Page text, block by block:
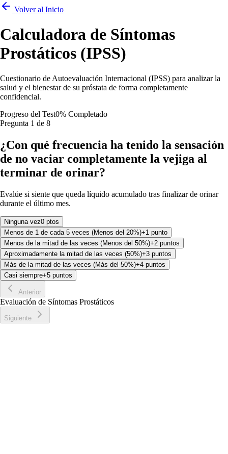
Volver al Inicio
Calculadora de Síntomas
Prostáticos (IPSS)
Cuestionario de Autoevaluación Internacional (IPSS) para analizar la
salud y el bienestar de su próstata de forma completamente
confidencial.
Progreso del Test0% Completado
Pregunta 1 de 8
¿Con qué frecuencia ha tenido la sensación
de no vaciar completamente la vejiga al
terminar de orinar?
Evalúe si siente que queda líquido acumulado tras finalizar de orinar
durante el último mes.
Ninguna vez0 ptos
Menos de 1 de cada 5 veces (Menos del 20%)+1 punto
Menos de la mitad de las veces (Menos del 50%)+2 puntos
Aproximadamente la mitad de las veces (50%)+3 puntos
Más de la mitad de las veces (Más del 50%)+4 puntos
Casi siempre+5 puntos
Anterior
Evaluación de Síntomas Prostáticos
Siguiente